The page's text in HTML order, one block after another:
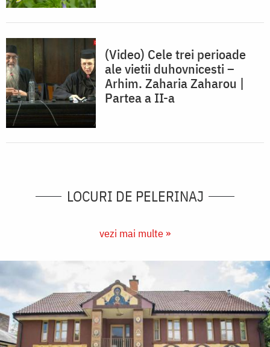
(Video) Cele trei perioade
ale vietii duhovnicesti –
Arhim. Zaharia Zaharou |
Partea a II-a
LOCURI DE PELERINAJ
vezi mai multe »